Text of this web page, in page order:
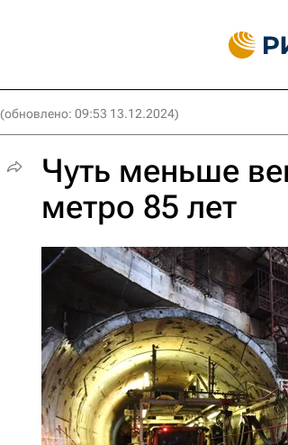
(обновлено: 09:53 13.12.2024)
Чуть меньше
метро 85 лет